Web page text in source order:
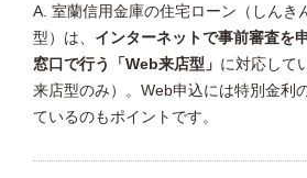
A. 室蘭信用金庫の住宅ローン（しんき
型）は、 インターネットで事前審査を
窓口で行う「Web来店型」 に対応して
来店型のみ）。Web申込には特別金利
ているのもポイントです。